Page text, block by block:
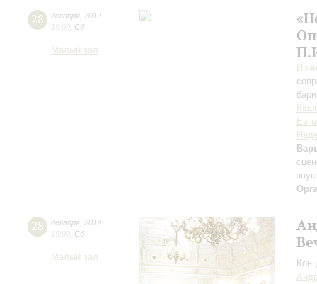
28 декабря 2019
15:00 Сб
Малый зал
28 декабря 2019
19:00 Сб
Малый зал